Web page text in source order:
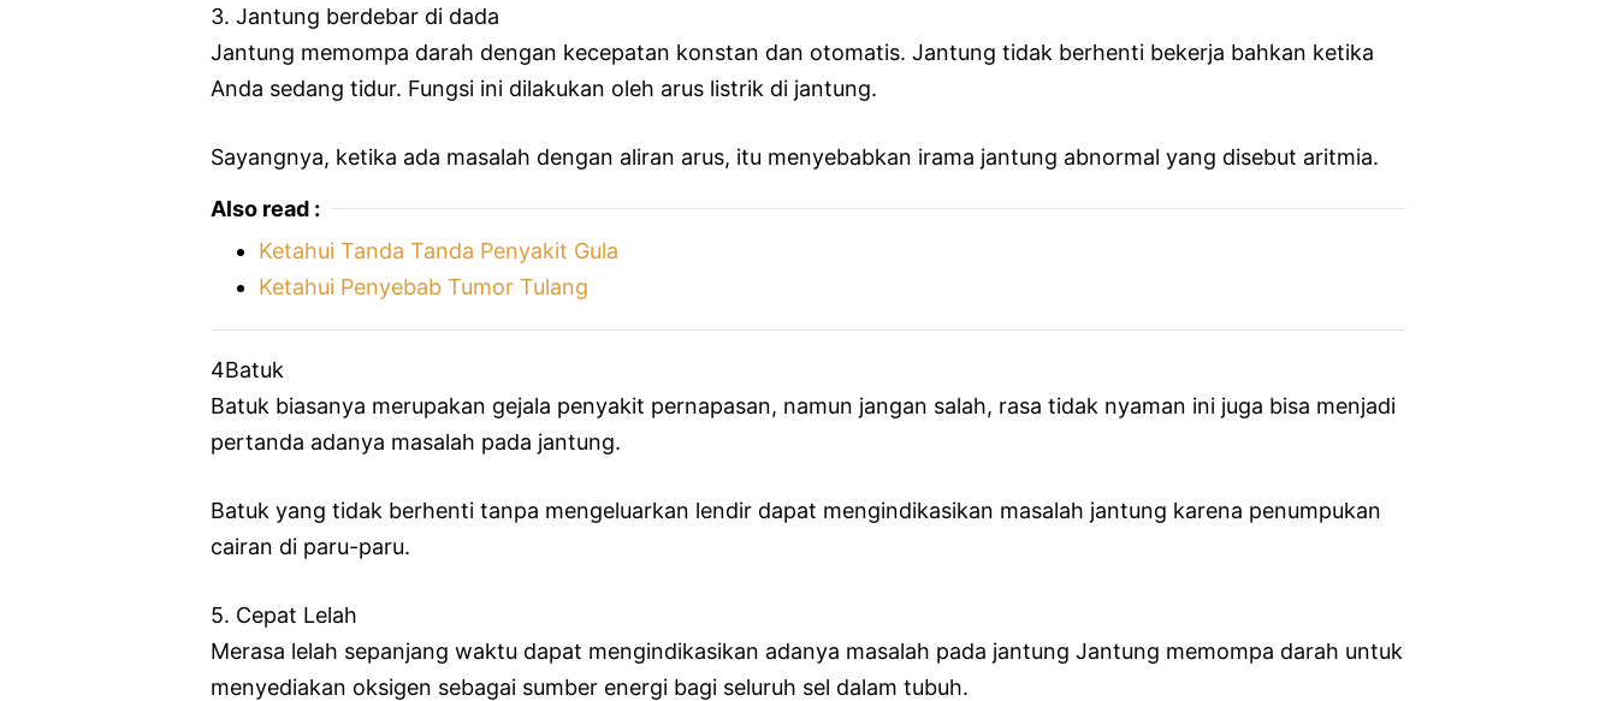
3. Jantung berdebar di dada
Jantung memompa darah dengan kecepatan konstan dan otomatis. Jantung tidak berhenti bekerja bahkan ketika
Anda sedang tidur. Fungsi ini dilakukan oleh arus listrik di jantung.
Sayangnya, ketika ada masalah dengan aliran arus, itu menyebabkan irama jantung abnormal yang disebut aritmia.
Also read :
Ketahui Tanda Tanda Penyakit Gula
Ketahui Penyebab Tumor Tulang
4Batuk
Batuk biasanya merupakan gejala penyakit pernapasan, namun jangan salah, rasa tidak nyaman ini juga bisa menjadi
pertanda adanya masalah pada jantung.
Batuk yang tidak berhenti tanpa mengeluarkan lendir dapat mengindikasikan masalah jantung karena penumpukan
cairan di paru-paru.
5. Cepat Lelah
Merasa lelah sepanjang waktu dapat mengindikasikan adanya masalah pada jantung Jantung memompa darah untuk
menyediakan oksigen sebagai sumber energi bagi seluruh sel dalam tubuh.